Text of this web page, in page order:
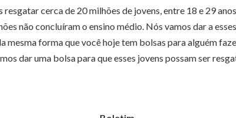
cerca de 20 milhões de jovens, entre 18 e 29
não concluíram o ensino médio. Nós vamos dar a
mesma forma que você hoje tem bolsas para alguém
dar uma bolsa para que esses jovens possam ser